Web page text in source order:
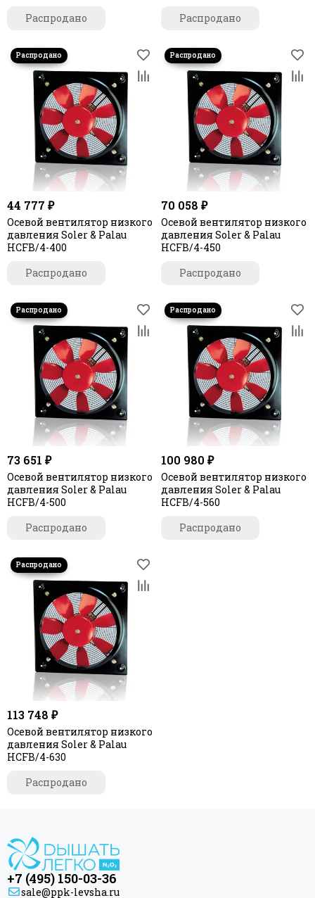
Распродано
Распродано
44 777 ₽
Осевой вентилятор низкого
давления Soler & Palau
HCFB/4-400
Распродано
70 058 ₽
Осевой вентилятор низкого
давления Soler & Palau
HCFB/4-450
Распродано
73 651 ₽
Осевой вентилятор низкого
давления Soler & Palau
HCFB/4-500
Распродано
100 980 ₽
Осевой вентилятор низкого
давления Soler & Palau
HCFB/4-560
Распродано
113 748 ₽
Осевой вентилятор низкого
давления Soler & Palau
HCFB/4-630
Распродано
+7 (495) 150-03-36
sale@ppk-levsha.ru